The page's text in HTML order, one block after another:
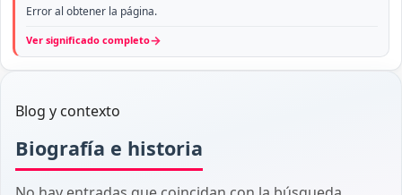
Error al obtener la página.
Ver significado completo→
Blog y contexto
Biografía e historia